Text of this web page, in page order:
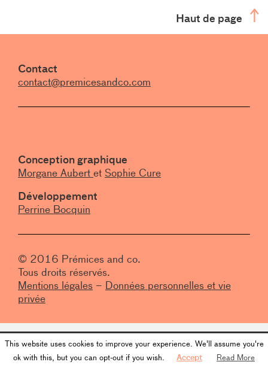
Haut de page
Contact
contact@premicesandco.com
Conception graphique
Morgane Aubert et Sophie Cure
Développement
Perrine Bocquin
© 2016 Prémices and co.
Tous droits réservés.
Mentions légales – Données personnelles et vie
privée
This website uses cookies to improve your experience. We'll assume you're
ok with this, but you can opt-out if you wish.
Accept Read More